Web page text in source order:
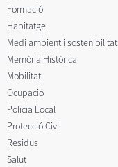
Formació
Habitatge
Medi ambient i sostenibilitat
Memòria Històrica
Mobilitat
Ocupació
Policia Local
Protecció Civil
Residus
Salut